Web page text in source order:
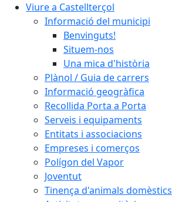
Viure a Castellterçol
Informació del municipi
Benvinguts!
Situem-nos
Una mica d'història
Plànol / Guia de carrers
Informació geogràfica
Recollida Porta a Porta
Serveis i equipaments
Entitats i associacions
Empreses i comerços
Polígon del Vapor
Joventut
Tinença d'animals domèstics